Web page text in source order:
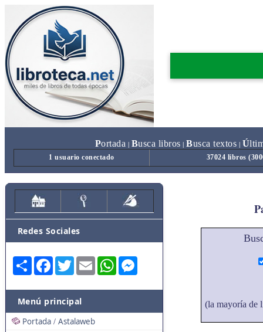
Portada Busca libros Busca textos Ú
1 usuario conectado 37024 libros
Redes Sociales
Share FacebookTwitterEmail WhatsApp
Menú principal
Portada / Astalaweb
(la mayoría de